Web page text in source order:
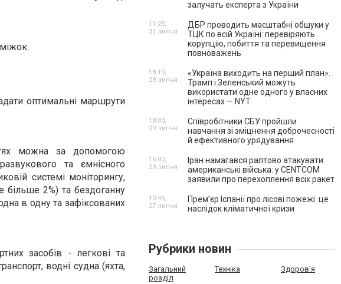
оптимальні маршрути
можна за допомогою
та ємнісного
системі моніторингу,
більше 2%) та бездоганну
в одну та зафіксованих
засобів - легкові та
водні судна (яхта,
залучать експерта з України
ДБР проводить масштабні обшуки у
ТЦК по всій Україні: перевіряють
корупцію, побиття та перевищення
повноважень
11:25,
31 липня
«Україна виходить на перший план».
Трамп і Зеленський можуть
використати одне одного у власних
інтересах — NYT
18:10,
29 липня
Співробітники СБУ пройшли
навчання зі зміцнення доброчесності
й ефективного урядування
18:03,
29 липня
Іран намагався раптово атакувати
американські війська: у CENTCOM
заявили про перехоплення всіх ракет
16:00,
29 липня
Прем’єр Іспанії про лісові пожежі: це
наслідок кліматичної кризи
10:45,
27 липня
Рубрики новин
Загальний
розділ
Техніка Здоров'я